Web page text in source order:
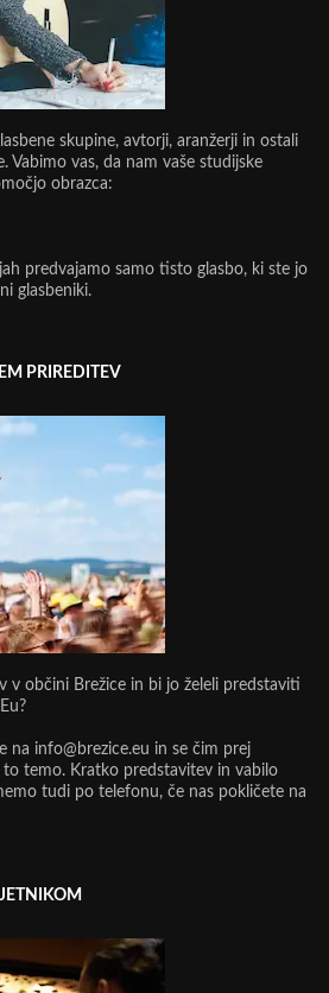
skupine, avtorji, aranžerji in ostali
Vabimo vas, da nam vaše studijske
obrazca:
predvajamo samo tisto glasbo, ki ste jo
glasbeniki.
PRIREDITEV
v občini Brežice in bi jo želeli predstaviti
na info@brezice.eu in se čim prej
temo. Kratko predstavitev in vabilo
tudi po telefonu, če nas pokličete na